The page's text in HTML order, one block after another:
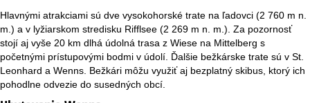
á
s
t
Hlavnými atrakciami sú dve vysokohorské trate na ľadovci (2 760 m n.
m.) a v lyžiarskom stredisku Rifflsee (2 269 m n. m.). Za pozornosť
stojí aj vyše 20 km dlhá údolná trasa z Wiese na Mittelberg s
početnými prístupovými bodmi v údolí. Ďalšie bežkárske trate sú v St.
Leonhard a Wenns. Bežkári môžu využiť aj bezplatný skibus, ktorý ich
pohodlne odvezie do susedných obcí.